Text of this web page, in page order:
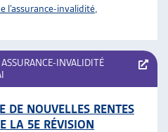
l’assurance-invalidité
ASSURANCE-INVALIDITÉ
DE NOUVELLES RENTES
LA 5E RÉVISION